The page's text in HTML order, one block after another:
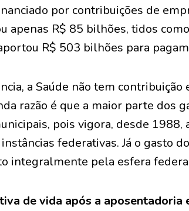
por contribuições de
apenas R$ 85 bilhões, tidos
R$ 503 bilhões para
a Saúde não tem
razão é que a maior parte dos
pois vigora, desde
federativas. Já o gasto
integralmente pela esfera
de vida após a aposentadoria